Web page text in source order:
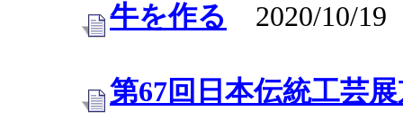
牛を作る 2020/10/19
第67回日本伝統工芸